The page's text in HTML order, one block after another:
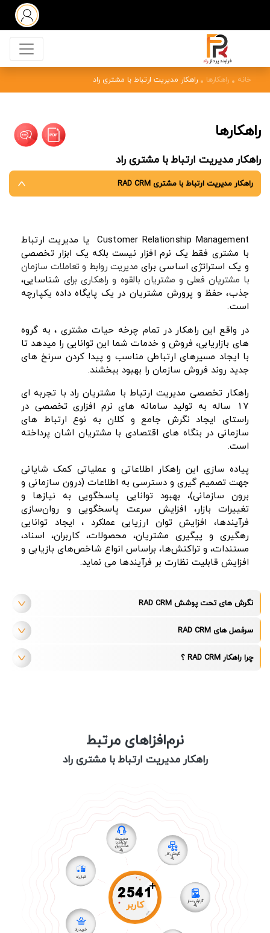
خانه راهکارها راهکار مدیریت ارتباط با مشتری راد
راهکارها
راهکار مدیریت ارتباط با مشتری راد
راهکار مدیریت ارتباط با مشتری RAD CRM
Customer Relationship Management یا مدیریت ارتباط
با مشتری فقط یک نرم افزار نیست بلکه یک ابزار تخصصی
و یک استراتژی اساسی برای مدیریت روابط و تعاملات سازمان
با مشتریان فعلی و مشتریان بالقوه و راهکاری برای شناسایی،
جذب، حفظ و پرورش مشتریان در یک پایگاه داده یکپارچه
است.
در واقع این راهکار در تمام چرخه حیات مشتری ، به گروه
های بازاریابی، فروش و خدمات شما این توانایی را میدهد تا
با ایجاد مسیرهای ارتباطی مناسب و پیدا کردن سرنخ های
جدید روند فروش سازمان را بهبود ببخشند.
راهکار تخصصی مدیریت ارتباط با مشتریان راد با تجربه ای
17 ساله
به تولید سامانه های نرم افزاری تخصصی در
راستای ایجاد نگرش جامع و کلان به نوع ارتباط های
سازمانی در بنگاه های اقتصادی با مشتریان اشان پرداخته
است.
پیاده سازی این راهکار اطلاعاتی و عملیاتی کمک شایانی
جهت تصمیم گیری و دسترسی به اطلاعات (درون سازمانی و
برون سازمانی)، بهبود توانایی پاسخگویی به نیازها و
تغییرات بازار، افزایش سرعت پاسخگویی و روان‌سازی
فرآیندها، افزایش توان ارزیابی عملکرد ، ایجاد توانایی
رهگیری و پیگیری مشتریان، محصولات، کاربران، اسناد،
مستندات، و تراکنش‌ها، براساس انواع شاخص‌های بازیابی و
افزایش قابلیت نظارت بر فرآیندها می نماید.
نگرش های تحت پوشش RAD CRM
سرفصل های RAD CRM
چرا راهکار RAD CRM ؟
نرم‌افزاهای مرتبط
راهکار مدیریت ارتباط با مشتری راد
2541+
کاربر گزارش ساز
راد
خرید راد
انبار راد
مدیریت
ارتباط با
مشتریان
راد
گردش کار
راد